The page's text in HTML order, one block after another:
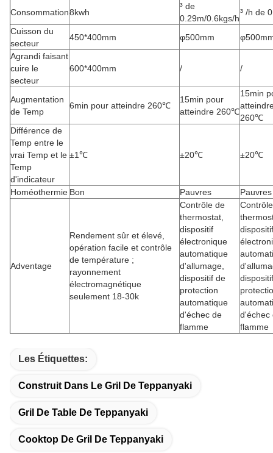
Consommation8kwh
³ de
0.29m/0.6kgs/h
³ /h de
Cuisson du
secteur
450*400mm φ500mm
Agrandi faisant
cuire le
secteur
600*400mm / /
Augmentation
de Temp
6min pour atteindre 260℃
15min pour
atteindre 260℃
15min
260℃
Différence de
Temp entre le
vrai Temp et le
Temp
d'indicateur
±1℃ ±20℃ ±20℃
Homéothermie Bon Pauvres Pauvres
Adventage
Rendement sûr et élevé,
opération facile et contrôle
de température ;
rayonnement
électromagnétique
seulement 18-30k
Contrôle de
thermostat,
dispositif
électronique
automatique
d'allumage,
dispositif de
protection
automatique
d'échec de
flamme
dispositif
d'échec
flamme
Les Étiquettes:
Construit Dans Le Gril De Teppanyaki
Gril De Table De Teppanyaki
Cooktop De Gril De Teppanyaki